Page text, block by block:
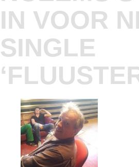
IN VOOR
SINGLE